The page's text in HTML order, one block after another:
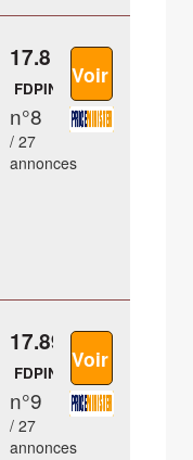
17.8 €
FDPIN
n°8
/ 27
annonces
17.89 €
FDPIN
n°9
/ 27
annonces